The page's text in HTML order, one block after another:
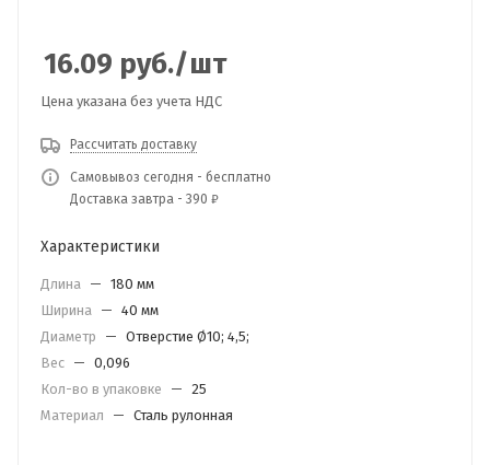
16.09 руб./шт
Цена указана без учета НДС
Рассчитать доставку
Самовывоз сегодня - бесплатно
Доставка завтра - 390 ₽
Характеристики
Длина — 180 мм
Ширина — 40 мм
Диаметр
— Отверстие Ø10; 4,5;
Вес — 0,096
Кол-во в упаковке
— 25
Материал
— Сталь рулонная